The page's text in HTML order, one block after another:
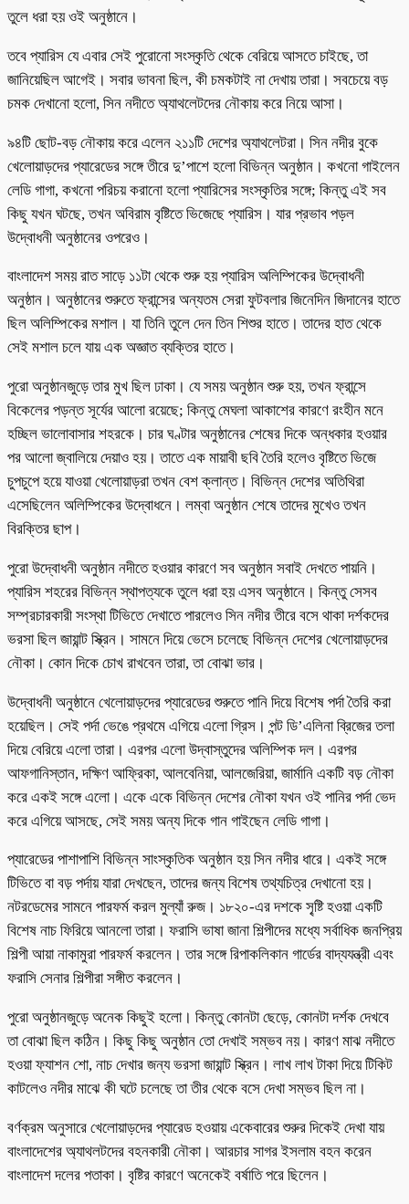
তুলে ধরা হয় ওই অনুষ্ঠানে।
তবে প্যারিস যে এবার সেই পুরোনো সংস্কৃতি থেকে বেরিয়ে আসতে চাইছে, তা
জানিয়েছিল আগেই। সবার ভাবনা ছিল, কী চমকটাই না দেখায় তারা। সবচেয়ে বড়
চমক দেখানো হলো, সিন নদীতে অ্যাথলেটদের নৌকায় করে নিয়ে আসা।
৯৪টি ছোট-বড় নৌকায় করে এলেন ২১১টি দেশের অ্যাথলেটরা। সিন নদীর বুকে
খেলোয়াড়দের প্যারেডের সঙ্গে তীরে দু’পাশে হলো বিভিন্ন অনুষ্ঠান। কখনো গাইলেন
লেডি গাগা, কখনো পরিচয় করানো হলো প্যারিসের সংস্কৃতির সঙ্গে; কিন্তু এই সব
কিছু যখন ঘটছে, তখন অবিরাম বৃষ্টিতে ভিজেছে প্যারিস। যার প্রভাব পড়ল
উদ্বোধনী অনুষ্ঠানের ওপরেও।
বাংলাদেশ সময় রাত সাড়ে ১১টা থেকে শুরু হয় প্যারিস অলিম্পিকের উদ্বোধনী
অনুষ্ঠান। অনুষ্ঠানের শুরুতে ফ্রান্সের অন্যতম সেরা ফুটবলার জিনেদিন জিদানের হাতে
ছিল অলিম্পিকের মশাল। যা তিনি তুলে দেন তিন শিশুর হাতে। তাদের হাত থেকে
সেই মশাল চলে যায় এক অজ্ঞাত ব্যক্তির হাতে।
পুরো অনুষ্ঠানজুড়ে তার মুখ ছিল ঢাকা। যে সময় অনুষ্ঠান শুরু হয়, তখন ফ্রান্সে
বিকেলের পড়ন্ত সূর্যের আলো রয়েছে; কিন্তু মেঘলা আকাশের কারণে রংহীন মনে
হচ্ছিল ভালোবাসার শহরকে। চার ঘণ্টার অনুষ্ঠানের শেষের দিকে অন্ধকার হওয়ার
পর আলো জ্বালিয়ে দেয়াও হয়। তাতে এক মায়াবী ছবি তৈরি হলেও বৃষ্টিতে ভিজে
চুপচুপে হয়ে যাওয়া খেলোয়াড়রা তখন বেশ ক্লান্ত। বিভিন্ন দেশের অতিথিরা
এসেছিলেন অলিম্পিকের উদ্বোধনে। লম্বা অনুষ্ঠান শেষে তাদের মুখেও তখন
বিরক্তির ছাপ।
পুরো উদ্বোধনী অনুষ্ঠান নদীতে হওয়ার কারণে সব অনুষ্ঠান সবাই দেখতে পায়নি।
প্যারিস শহরের বিভিন্ন স্থাপত্যকে তুলে ধরা হয় এসব অনুষ্ঠানে। কিন্তু সেসব
সম্প্রচারকারী সংস্থা টিভিতে দেখাতে পারলেও সিন নদীর তীরে বসে থাকা দর্শকদের
ভরসা ছিল জায়ান্ট স্ক্রিন। সামনে দিয়ে ভেসে চলেছে বিভিন্ন দেশের খেলোয়াড়দের
নৌকা। কোন দিকে চোখ রাখবেন তারা, তা বোঝা ভার।
উদ্বোধনী অনুষ্ঠানে খেলোয়াড়দের প্যারেডের শুরুতে পানি দিয়ে বিশেষ পর্দা তৈরি করা
হয়েছিল। সেই পর্দা ভেঙে প্রথমে এগিয়ে এলো গ্রিস। পন্ট ডি’এলিনা ব্রিজের তলা
দিয়ে বেরিয়ে এলো তারা। এরপর এলো উদ্বাস্তুদের অলিম্পিক দল। এরপর
আফগানিস্তান, দক্ষিণ আফ্রিকা, আলবেনিয়া, আলজেরিয়া, জার্মানি একটি বড় নৌকা
করে একই সঙ্গে এলো। একে একে বিভিন্ন দেশের নৌকা যখন ওই পানির পর্দা ভেদ
করে এগিয়ে আসছে, সেই সময় অন্য দিকে গান গাইছেন লেডি গাগা।
প্যারেডের পাশাপাশি বিভিন্ন সাংস্কৃতিক অনুষ্ঠান হয় সিন নদীর ধারে। একই সঙ্গে
টিভিতে বা বড় পর্দায় যারা দেখছেন, তাদের জন্য বিশেষ তথ্যচিত্র দেখানো হয়।
নটরডেমের সামনে পারফর্ম করল মুল্যাঁ রুজ। ১৮২০-এর দশকে সৃ্ষ্টি হওয়া একটি
বিশেষ নাচ ফিরিয়ে আনলো তারা। ফরাসি ভাষা জানা শিল্পীদের মধ্যে সর্বাধিক জনপ্রিয়
শিল্পী আয়া নাকামুরা পারফর্ম করলেন। তার সঙ্গে রিপাকলিকান গার্ডের বাদ্যযন্ত্রী এবং
ফরাসি সেনার শিল্পীরা সঙ্গীত করলেন।
পুরো অনুষ্ঠানজুড়ে অনেক কিছুই হলো। কিন্তু কোনটা ছেড়ে, কোনটা দর্শক দেখবে
তা বোঝা ছিল কঠিন। কিছু কিছু অনুষ্ঠান তো দেখাই সম্ভব নয়। কারণ মাঝ নদীতে
হওয়া ফ্যাশন শো, নাচ দেখার জন্য ভরসা জায়ান্ট স্ক্রিন। লাখ লাখ টাকা দিয়ে টিকিট
কাটলেও নদীর মাঝে কী ঘটে চলেছে তা তীর থেকে বসে দেখা সম্ভব ছিল না।
বর্ণক্রম অনুসারে খেলোয়াড়দের প্যারেড হওয়ায় একেবারের শুরুর দিকেই দেখা যায়
বাংলাদেশের অ্যাথলটদের বহনকারী নৌকা। আরচার সাগর ইসলাম বহন করেন
বাংলাদেশ দলের পতাকা। বৃষ্টির কারণে অনেকেই বর্ষাতি পরে ছিলেন।